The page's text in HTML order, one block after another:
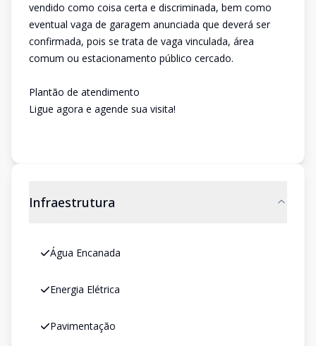
vendido como coisa certa e discriminada, bem como
eventual vaga de garagem anunciada que deverá ser
confirmada, pois se trata de vaga vinculada, área
comum ou estacionamento público cercado.
Plantão de atendimento
Ligue agora e agende sua visita!
Infraestrutura
Água Encanada
Energia Elétrica
Pavimentação